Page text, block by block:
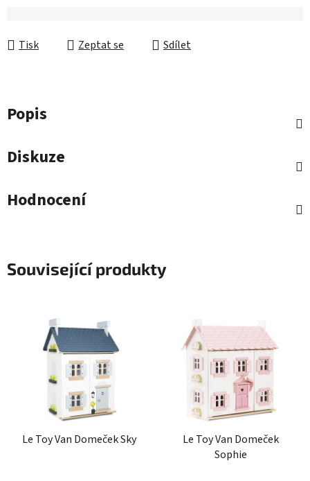
Tisk Zeptat se Sdílet
Popis
Diskuze
Hodnocení
Související produkty
Le Toy Van Domeček Sky
Le Toy Van Domeček
Sophie